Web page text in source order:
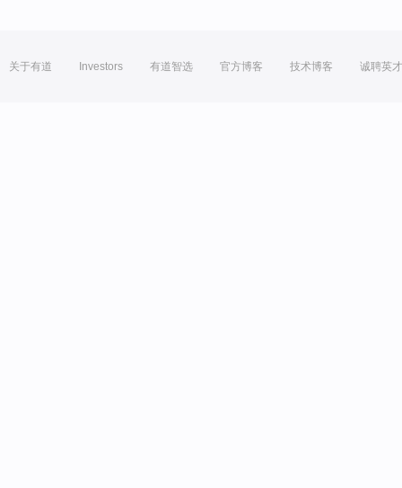
关于有道 Investors 有道智选 官方博客 技术博客 诚聘英才